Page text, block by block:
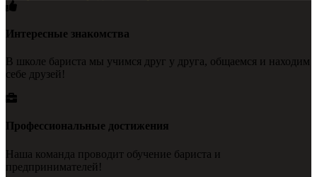
Интересные знакомства
В школе бариста мы учимся друг у друга, общаемся и находим
себе друзей!
Профессиональные достижения
Наша команда проводит обучение бариста и
предпринимателей!